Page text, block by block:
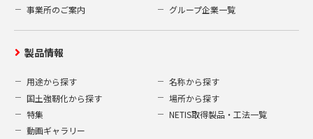
事業所のご案内
グループ企業一覧
製品情報
用途から探す
名称から探す
国土強靭化から探す
場所から探す
特集
NETIS取得製品・工法一覧
動画ギャラリー